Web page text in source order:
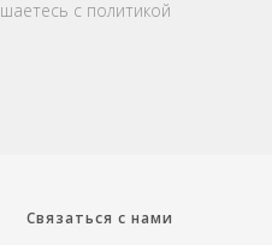
c политикой
Связаться с нами